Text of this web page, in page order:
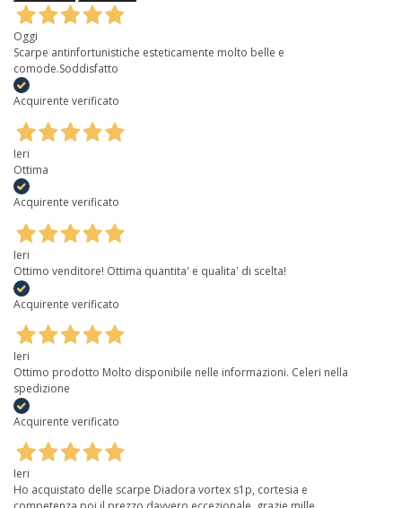
Oggi
Scarpe antinfortunistiche esteticamente molto belle e
comode.Soddisfatto
Acquirente verificato
Ieri
Ottima
Acquirente verificato
Ieri
Ottimo venditore! Ottima quantita' e qualita' di scelta!
Acquirente verificato
Ieri
Ottimo prodotto Molto disponibile nelle informazioni. Celeri nella
spedizione
Acquirente verificato
Ieri
Ho acquistato delle scarpe Diadora vortex s1p, cortesia e